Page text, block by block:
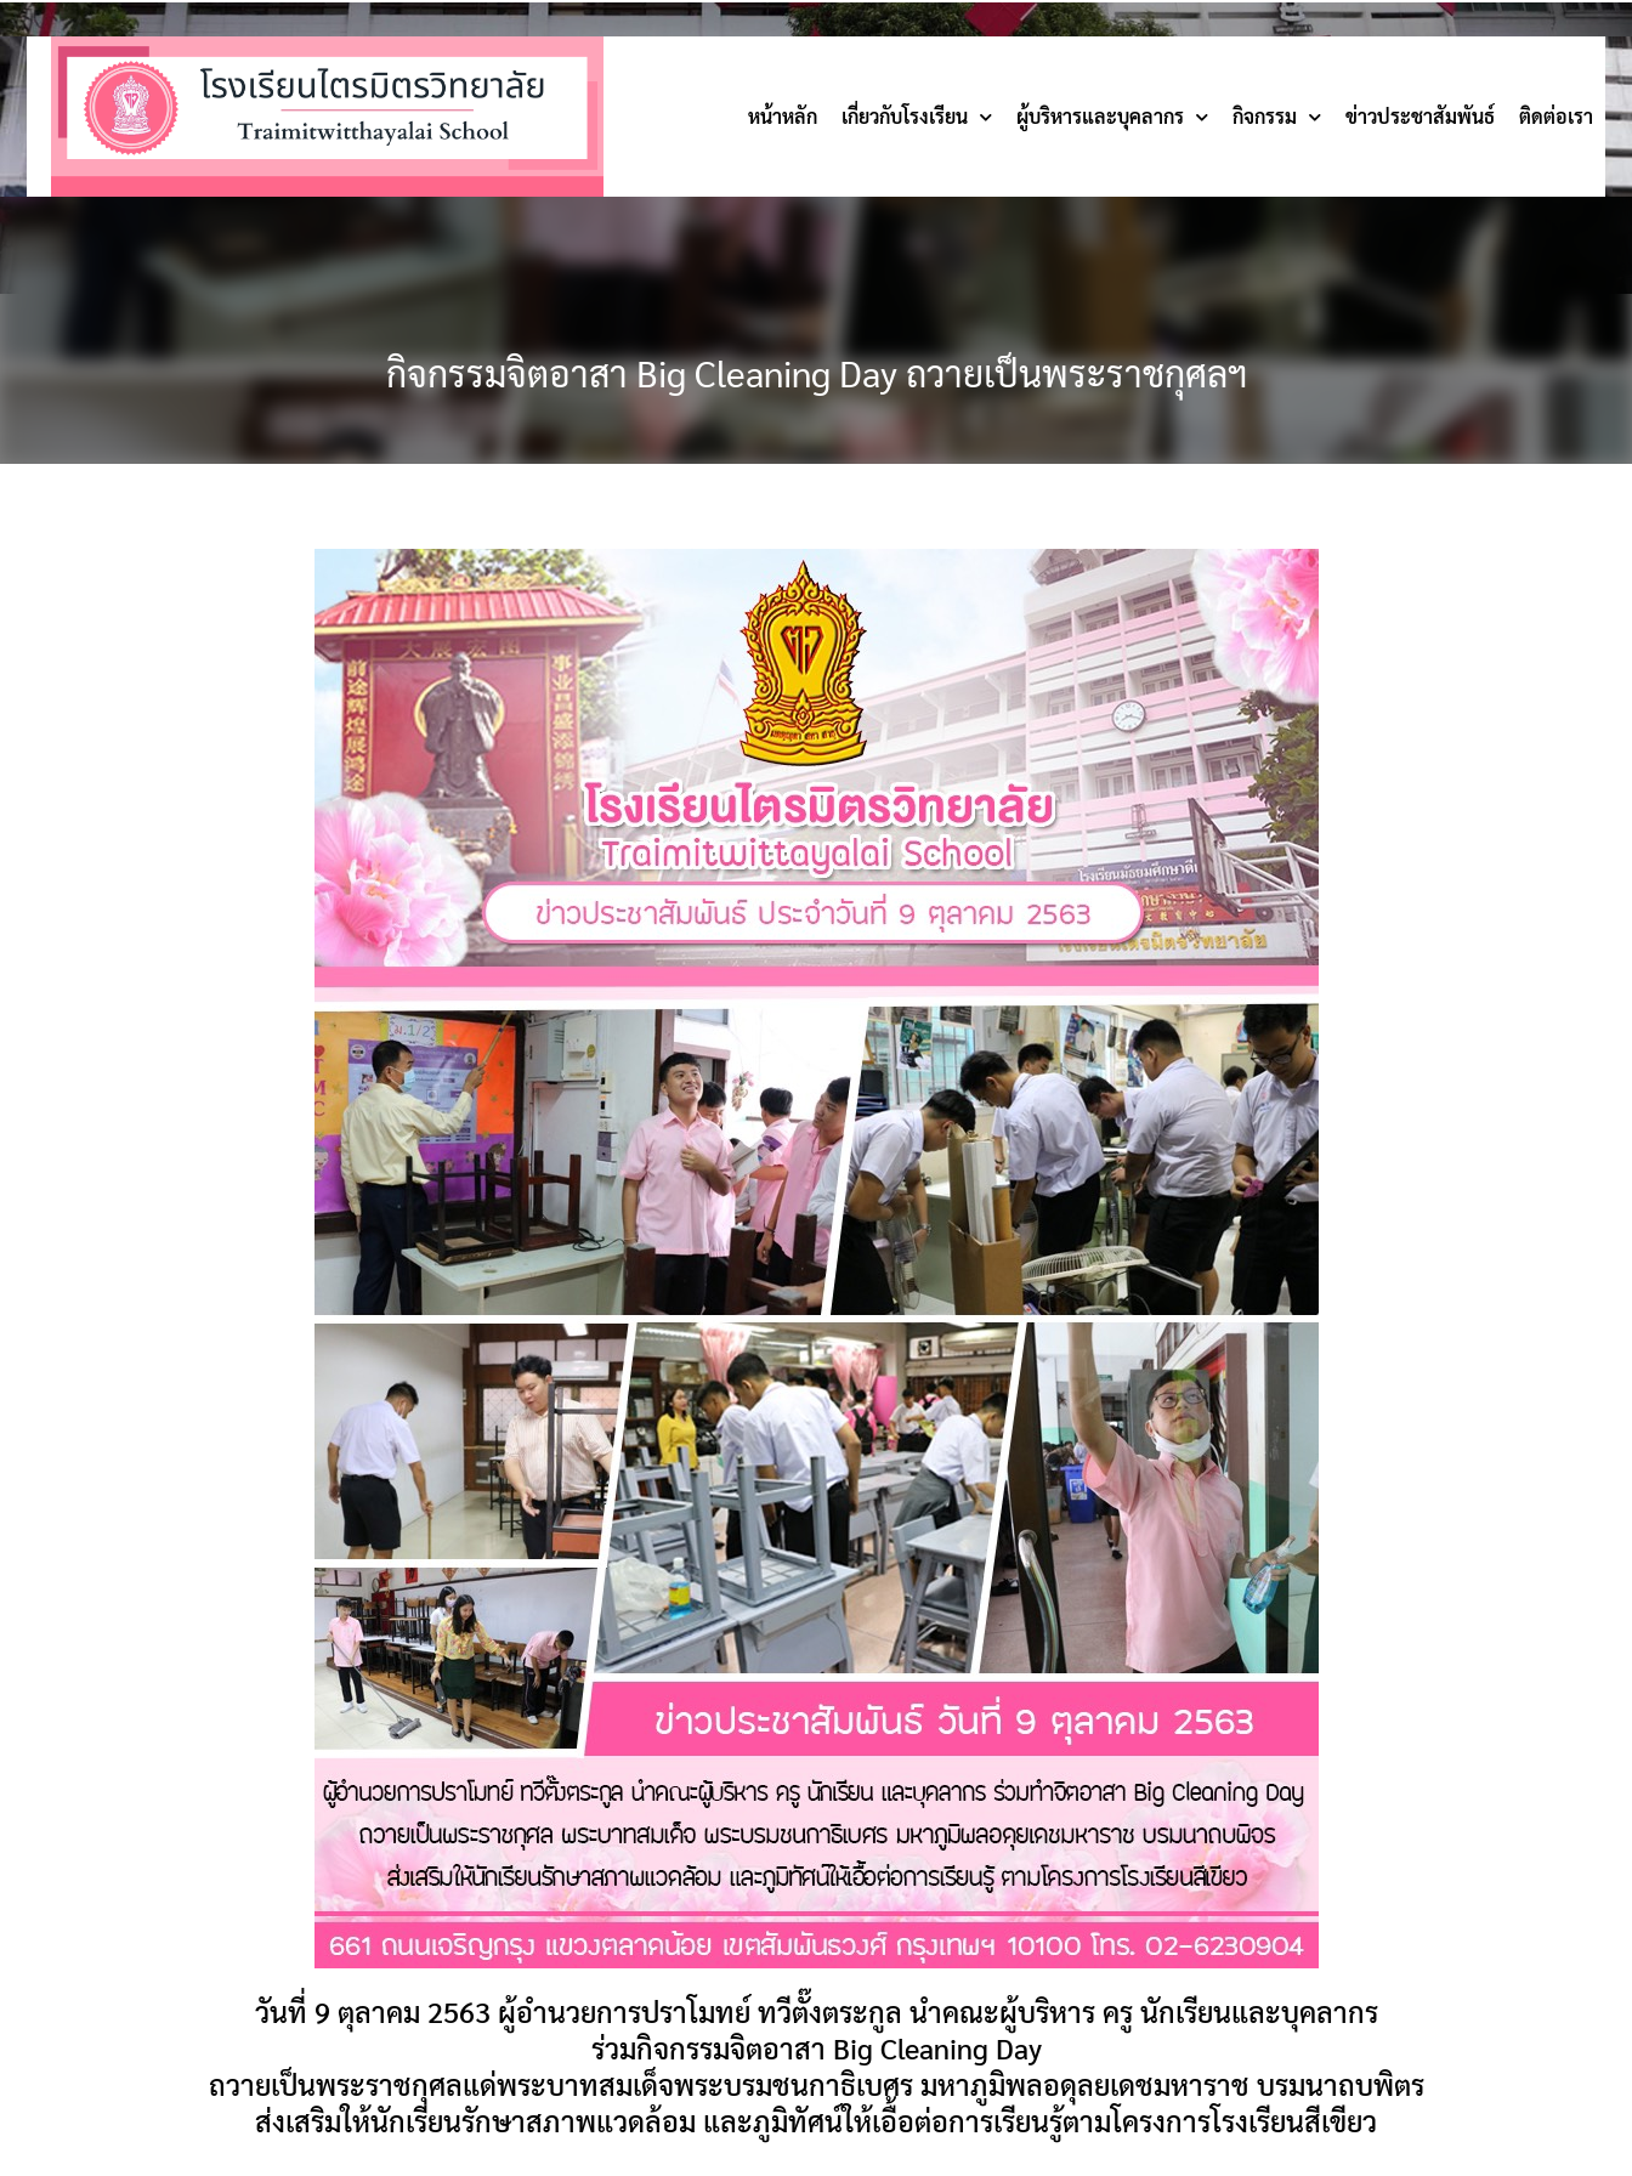
หน้าหลัก เกี่ยวกับโรงเรียน ผู้บริหารและบุคลากร กิจกรรม ข่าวประชาสัมพันธ์ ติดต่อเรา
กิจกรรมจิตอาสา Big Cleaning Day ถวายเป็นพระราชกุศลฯ
วันที่ 9 ตุลาคม 2563 ผู้อำนวยการปราโมทย์ ทวีตั๊งตระกูล นำคณะผู้บริหาร ครู นักเรียนและบุคลากร
ร่วมกิจกรรมจิตอาสา Big Cleaning Day
ถวายเป็นพระราชกุศลแด่พระบาทสมเด็จพระบรมชนกาธิเบศร มหาภูมิพลอดุลยเดชมหาราช บรมนาถบพิตร
ส่งเสริมให้นักเรียนรักษาสภาพแวดล้อม และภูมิทัศน์ให้เอื้อต่อการเรียนรู้ตามโครงการโรงเรียนสีเขียว